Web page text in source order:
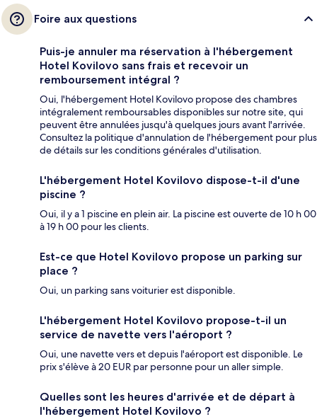
Foire aux questions
Puis-je annuler ma réservation à l'hébergement
Hotel Kovilovo sans frais et recevoir un
remboursement intégral ?
Oui, l'hébergement Hotel Kovilovo propose des chambres
intégralement remboursables disponibles sur notre site, qui
peuvent être annulées jusqu'à quelques jours avant l'arrivée.
Consultez la politique d'annulation de l'hébergement pour plus
de détails sur les conditions générales d'utilisation.
L'hébergement Hotel Kovilovo dispose-t-il d'une
piscine ?
Oui, il y a 1 piscine en plein air. La piscine est ouverte de 10 h 00
à 19 h 00 pour les clients.
Est-ce que Hotel Kovilovo propose un parking sur
place ?
Oui, un parking sans voiturier est disponible.
L'hébergement Hotel Kovilovo propose-t-il un
service de navette vers l'aéroport ?
Oui, une navette vers et depuis l'aéroport est disponible. Le
prix s'élève à 20 EUR par personne pour un aller simple.
Quelles sont les heures d'arrivée et de départ à
l'hébergement Hotel Kovilovo ?